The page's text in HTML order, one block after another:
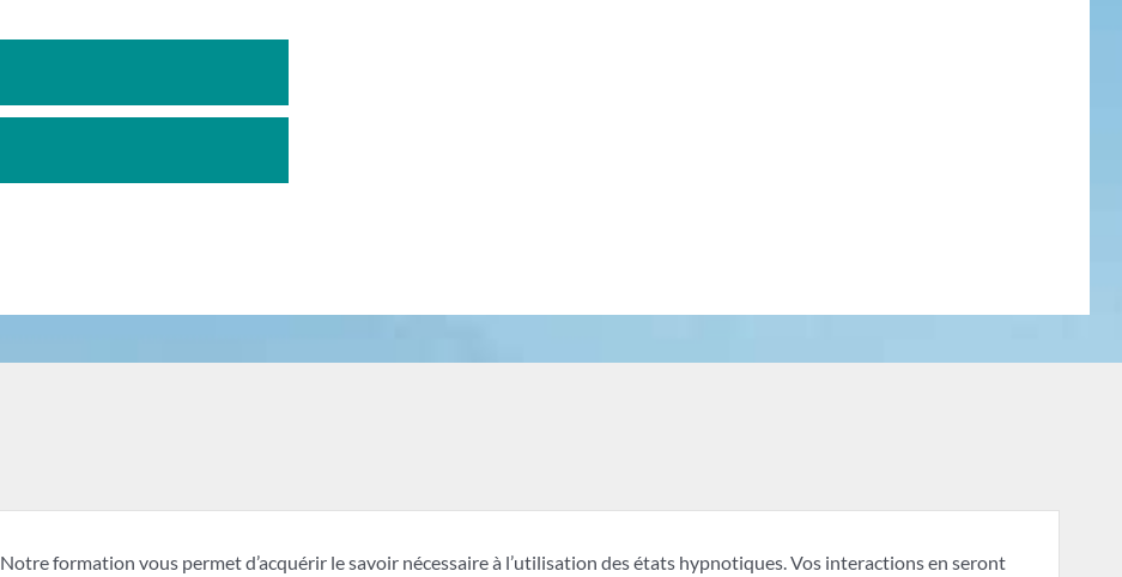
Notre formation vous permet d’acquérir le savoir nécessaire à l’utilisation des états hypnotiques. Vos interactions en seront